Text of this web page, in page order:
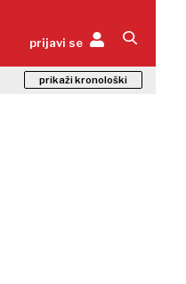
prijavi se
prikaži kronološki